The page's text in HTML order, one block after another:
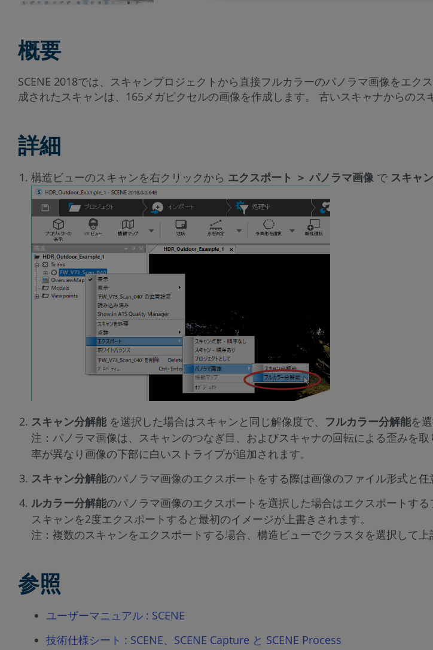
概要
SCENE 2018では、スキャンプロジェクトから直接フルカラーのパノラマ画像をエク
成されたスキャンは、165メガピクセルの画像を作成します。 古いスキャナからの
詳細
構造ビューのスキャンを右クリックから エクスポート ＞ パノラマ画像 で スキャ
スキャン分解能 を選択した場合はスキャンと同じ解像度で、 フルカラー分解能を
注：パノラマ画像は、スキャンのつなぎ目、およびスキャナの回転による歪みを
率が異なり画像の下部に白いストライプが追加されます。
スキャン分解能のパノラマ画像のエクスポートをする際は画像のファイル形式と任
ルカラー分解能のパノラマ画像のエクスポートを選択した場合はエクスポートす
スキャンを2度エクスポートすると最初のイメージが上書きされます。
注：複数のスキャンをエクスポートする場合、構造ビューでクラスタを選択して上
参照
ユーザーマニュアル : SCENE
技術仕様シート : SCENE、SCENE Capture と SCENE Process